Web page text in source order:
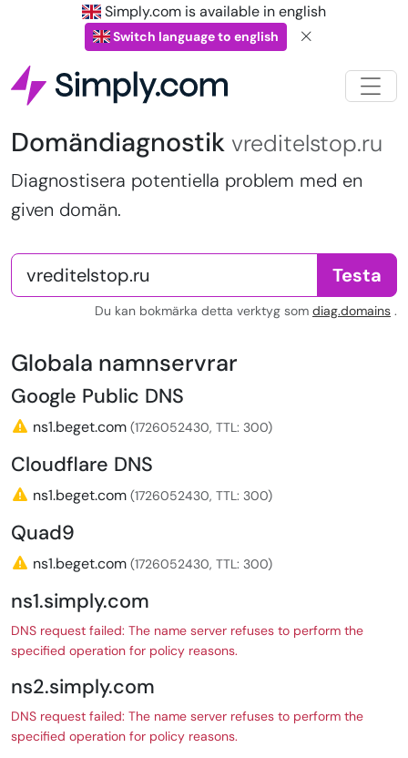
Simply.com is available in english
Switch language to english
Domändiagnostik vreditelstop.ru
Diagnostisera potentiella problem med en
given domän.
Testa
Du kan bokmärka detta verktyg som diag.domains .
Globala namnservrar
Google Public DNS
ns1.beget.com (1726052430, TTL: 300)
Cloudflare DNS
ns1.beget.com (1726052430, TTL: 300)
Quad9
ns1.beget.com (1726052430, TTL: 300)
ns1.simply.com
DNS request failed: The name server refuses to perform the
specified operation for policy reasons.
ns2.simply.com
DNS request failed: The name server refuses to perform the
specified operation for policy reasons.